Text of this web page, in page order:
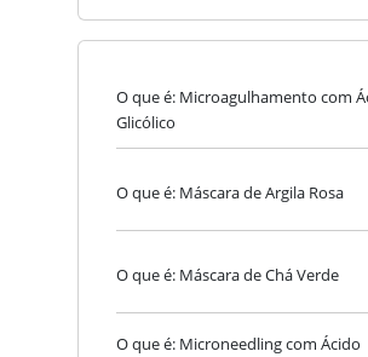
O que é: Microagulhamento com
Glicólico
O que é: Máscara de Argila Rosa
O que é: Máscara de Chá Verde
O que é: Microneedling com Ácido